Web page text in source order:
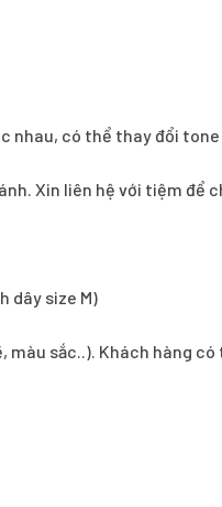
nhau, có thể thay đổi
Xin liên hệ với tiệm để
dây size M)
sắc..). Khách hàng